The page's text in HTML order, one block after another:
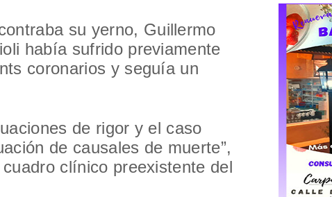
su yerno, Guillermo
había sufrido previamente
coronarios y seguía un
de rigor y el caso
de causales de muerte”,
clínico preexistente del